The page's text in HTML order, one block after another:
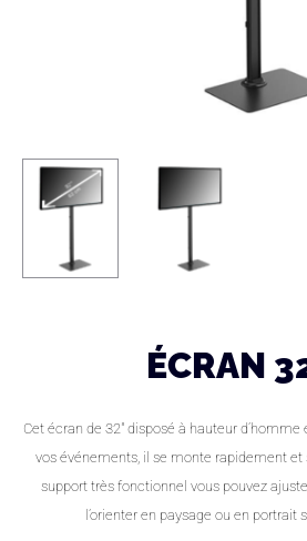
ÉCRAN
Cet écran de 32″ disposé à hauteur
vos événements, il se monte rapidement
support très fonctionnel vous pouvez
l’orienter en paysage ou en portrait